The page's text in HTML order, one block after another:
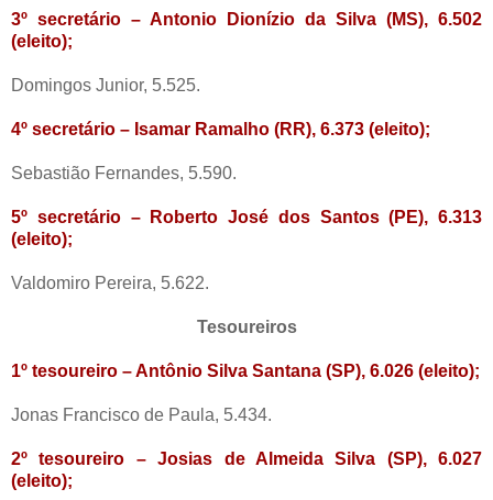
3º secretário – Antonio Dionízio da Silva (MS), 6.502
(eleito);
Domingos Junior, 5.525.
4º secretário – Isamar Ramalho (RR), 6.373 (eleito);
Sebastião Fernandes, 5.590.
5º secretário – Roberto José dos Santos (PE), 6.313
(eleito);
Valdomiro Pereira, 5.622.
Tesoureiros
1º tesoureiro – Antônio Silva Santana (SP), 6.026 (eleito);
Jonas Francisco de Paula, 5.434.
2º tesoureiro – Josias de Almeida Silva (SP), 6.027
(eleito);